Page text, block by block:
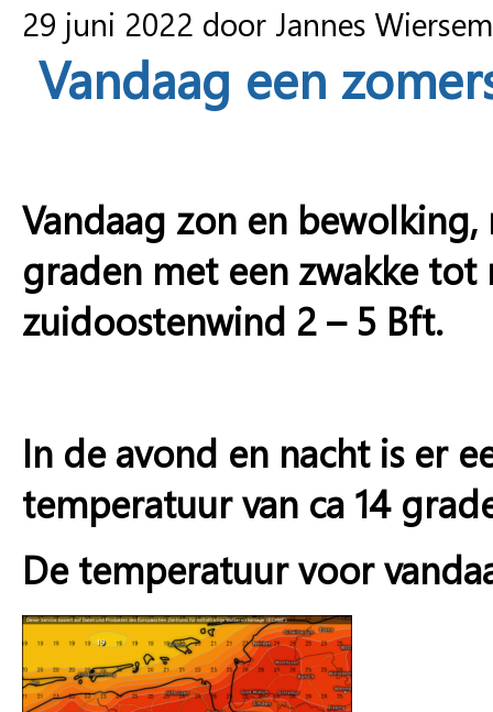
29 juni 2022 door Jannes
Vandaag een
Vandaag zon en
graden met een zwakke
zuidoostenwind 2 – 5 Bft.
In de avond en nacht is er
temperatuur van ca 14
De temperatuur voor